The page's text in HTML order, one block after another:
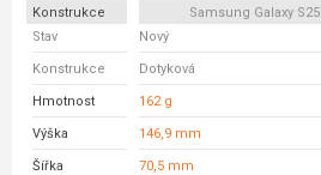
Konstrukce Samsung Galaxy S25
Stav
Nový
Konstrukce Dotyková
Hmotnost 162 g
Výška 146,9 mm
Šířka 70,5 mm